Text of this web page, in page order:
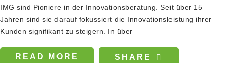
IMG sind Pioniere in der Innovationsberatung. Seit über 15
Jahren sind sie darauf fokussiert die Innovationsleistung ihrer
Kunden signifikant zu steigern. In über
READ MORE SHARE